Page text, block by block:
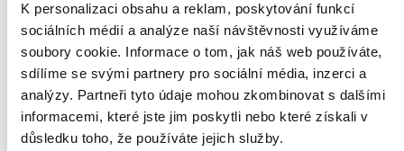
K personalizaci obsahu a reklam, poskytování funkcí
sociálních médií a analýze naší návštěvnosti využíváme
soubory cookie. Informace o tom, jak náš web používáte,
sdílíme se svými partnery pro sociální média, inzerci a
analýzy. Partneři tyto údaje mohou zkombinovat s dalšími
informacemi, které jste jim poskytli nebo které získali v
důsledku toho, že používáte jejich služby.
Klára
Dostálová
My (hnutí ANO, pozn.
Demagog.cz) samozřejmě taky
podporujeme Ukrajinu, říkáme, že
Rusko je agresor, ale vyzýváme
vládu k tomu, aby se skutečně co
nejvíce snažila o mírová jednání.
Koneckonců k tomu přijala